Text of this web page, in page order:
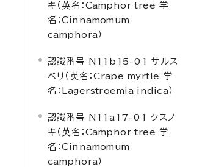
キ（英名： Camphor tree 学
名：Cinnamomum
camphora）
認識番号 N11b15-01 サルス
ベリ（英名：Crape myrtle 学
名：
Lagerstroemia indica）
認識番号 N11a17-01 クスノ
キ（英名： Camphor tree 学
名：Cinnamomum
camphora）